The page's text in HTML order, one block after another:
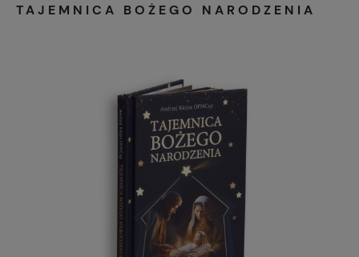
TAJEMNICA BOŻEGO NARODZENIA